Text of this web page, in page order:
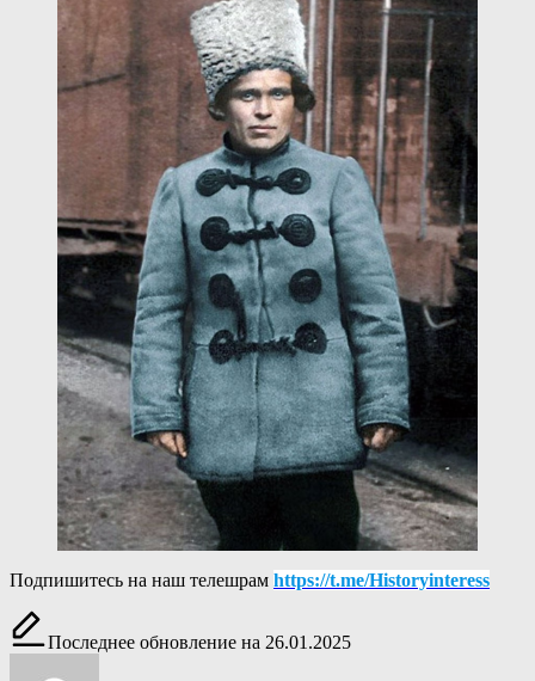
Подпишитесь на наш телешрам https://t.me/Historyinteress
Последнее обновление на 26.01.2025